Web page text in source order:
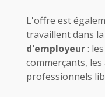
L'offre est
travaillent dans
d'employeur:
commerçants,
professionnels